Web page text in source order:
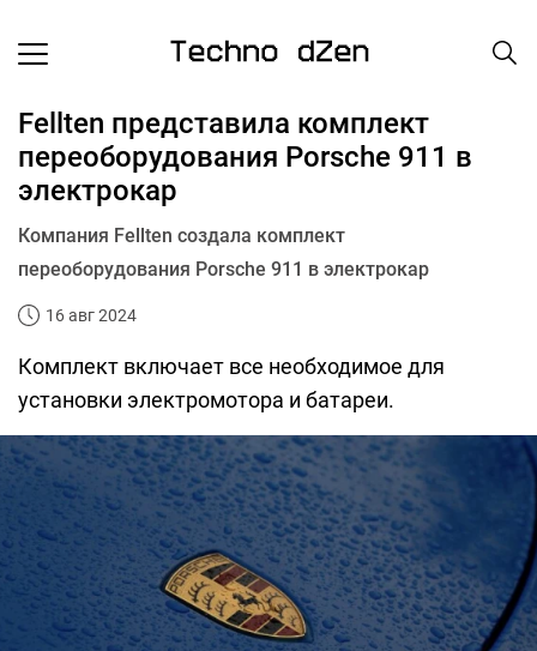
Fellten представила комплект
переоборудования Porsche 911 в
электрокар
Компания Fellten создала комплект
переоборудования Porsche 911 в электрокар
16 авг 2024
Комплект включает все необходимое для
установки электромотора и батареи.